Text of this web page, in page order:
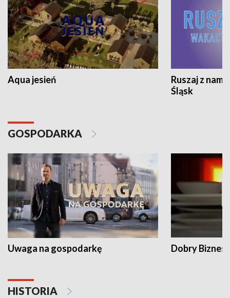
Aqua jesień
Ruszaj z
Śląsk
GOSPODARKA
Uwaga na gospodarkę Dobry Biznes
HISTORIA